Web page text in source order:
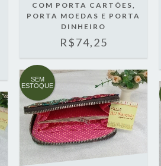
COM PORTA CARTÕES,
PORTA MOEDAS E PORTA
DINHEIRO
R$74,25
SEM
ESTOQUE